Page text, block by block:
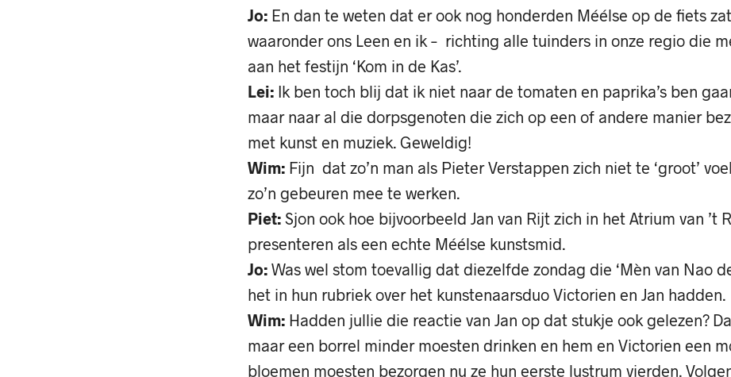
Jo: En dan te weten dat er ook nog honderden Méélse op de fiets
waaronder ons Leen en ik – richting alle tuinders in onze regio die
aan het festijn ‘Kom in de Kas’.
Lei: Ik ben toch blij dat ik niet naar de tomaten en paprika’s ben
maar naar al die dorpsgenoten die zich op een of andere manier
met kunst en muziek. Geweldig!
Wim: Fijn dat zo’n man als Pieter Verstappen zich niet te ‘groot’
zo’n gebeuren mee te werken.
Piet: Sjon ook hoe bijvoorbeeld Jan van Rijt zich in het Atrium van ’t
presenteren als een echte Méélse kunstsmid.
Jo: Was wel stom toevallig dat diezelfde zondag die ‘Mèn van Nao
het in hun rubriek over het kunstenaarsduo Victorien en Jan hadden.
Wim: Hadden jullie die reactie van Jan op dat stukje ook gelezen?
maar een borrel minder moesten drinken en hem en Victorien een
bloemen moesten bezorgen nu ze hun eerste lustrum vierden.